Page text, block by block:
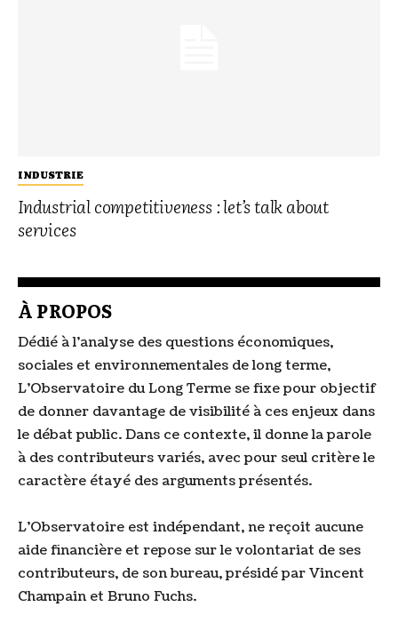
INDUSTRIE
Industrial competitiveness : let’s talk about
services
À PROPOS
Dédié à l’analyse des questions économiques,
sociales et environnementales de long terme,
L’Observatoire du Long Terme se fixe pour objectif
de donner davantage de visibilité à ces enjeux dans
le débat public. Dans ce contexte, il donne la parole
à des contributeurs variés, avec pour seul critère le
caractère étayé des arguments présentés.
L’Observatoire est indépendant, ne reçoit aucune
aide financière et repose sur le volontariat de ses
contributeurs, de son bureau, présidé par Vincent
Champain et Bruno Fuchs.